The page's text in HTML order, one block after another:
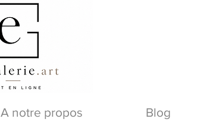
A notre propos Blog